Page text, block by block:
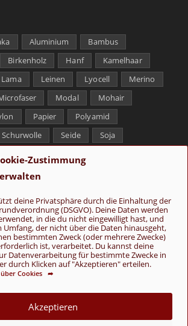
Zustimmung
deine Privatsphäre durch die Einhaltung der
(DSGVO). Deine Daten werden
in die du nicht eingewilligt hast, und
der nicht über die Daten hinausgeht,
bestimmten Zweck (oder mehrere Zwecke)
ist, verarbeitet. Du kannst deine
Datenverarbeitung für bestimmte Zwecke in
durch Klicken auf "Akzeptieren" erteilen.
Cookies ➦
Akzeptieren
Aluminium
Bambus
Birkenholz Hanf
Kamelhaar
Lama Leinen Lyocell
Merino
Modal
Mohair
Papier
Polyamid
Schurwolle Seide
Soja
Tencel
2026 - Wolle & Schönes